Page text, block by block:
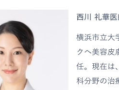
西川 礼華
横浜市立大
クへ美容皮
任。現在は
科分野の治